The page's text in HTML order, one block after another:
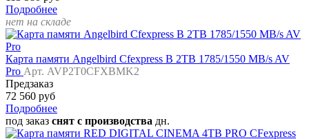
Подробнее
нет на складе
Карта памяти Angelbird Cfexpress B 2TB 1785/1550 MB/s AV
Pro Арт. AVP2T0CFXBMK2
Предзаказ
72 560 руб
Подробнее
под заказ снят с производства дн.